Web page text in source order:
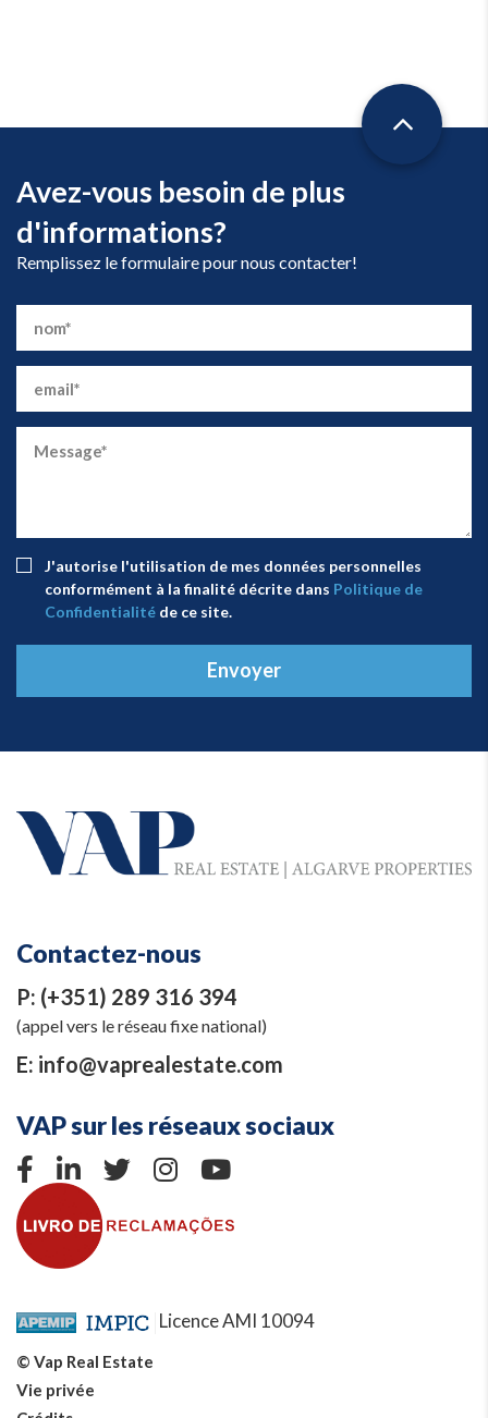
Contactez-nous
P: (+351) 289 316 394
(appel vers le réseau fixe national)
E: info@vaprealestate.com
VAP sur les réseaux sociaux
Licence AMI 10094
© Vap Real Estate
Vie privée
Avez-vous besoin de plus
d'informations?
Remplissez le formulaire pour nous contacter!
J'autorise l'utilisation de mes données personnelles
conformément à la finalité décrite dans Politique de
Confidentialité de ce site.
Envoyer